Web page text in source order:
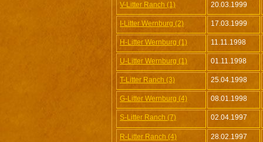
V-Litter Ranch (1) 20.03.1999
I-Litter Wernburg (2) 17.03.1999
H-Litter Wernburg (1) 11.11.1998
U-Litter Wernburg (1) 01.11.1998
T-Litter Ranch (3) 25.04.1998
G-Litter Wernburg (4) 08.01.1998
S-Litter Ranch (7) 02.04.1997
R-Litter Ranch (4) 28.02.1997